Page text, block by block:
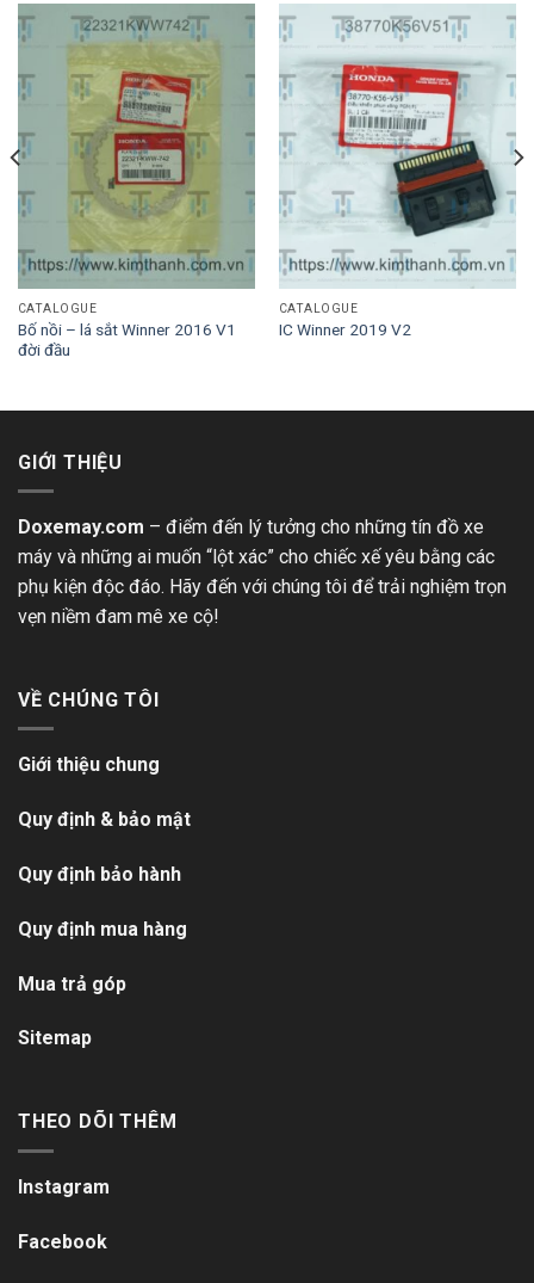
CATALOGUE
Bố nồi – lá sắt Winner 2016 V1
đời đầu
CATALOGUE
IC Winner 2019 V2
GIỚI THIỆU
Doxemay.com – điểm đến lý tưởng cho những tín đồ xe
máy và những ai muốn “lột xác” cho chiếc xế yêu bằng các
phụ kiện độc đáo. Hãy đến với chúng tôi để trải nghiệm trọn
vẹn niềm đam mê xe cộ!
VỀ CHÚNG TÔI
Giới thiệu chung
Quy định & bảo mật
Quy định bảo hành
Quy định mua hàng
Mua trả góp
Sitemap
THEO DÕI THÊM
Instagram
Facebook